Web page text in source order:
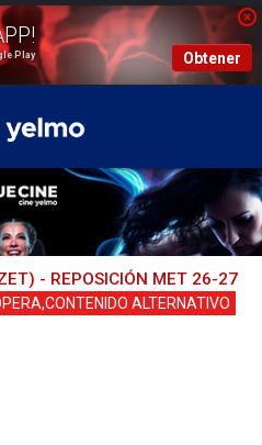
Play Obtener
- REPOSICIÓN MET 26-27
ALTERNATIVO